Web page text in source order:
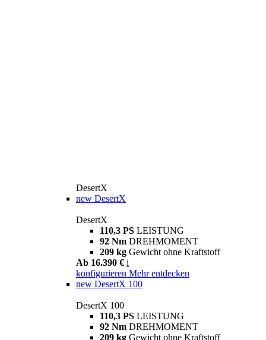
DesertX
new DesertX
DesertX
110,3 PS LEISTUNG
92 Nm DREHMOMENT
209 kg Gewicht ohne Kraftstoff
Ab 16.390 € i
konfigurieren Mehr entdecken
new DesertX 100
DesertX 100
110,3 PS LEISTUNG
92 Nm DREHMOMENT
209 kg Gewicht ohne Kraftstoff